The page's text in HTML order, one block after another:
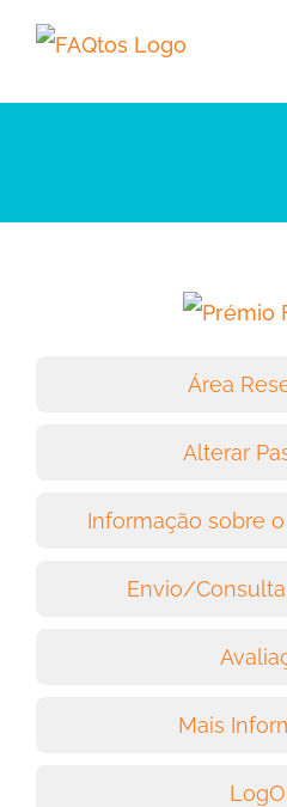
Skip
content
Área
Alterar
Informação sobre
Envio/
Mais